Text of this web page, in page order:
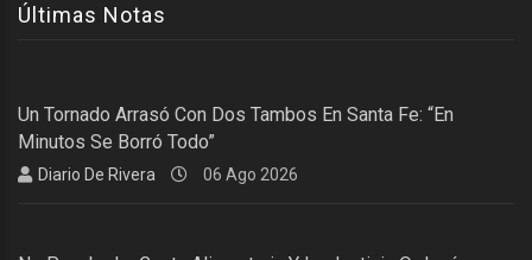
Últimas Notas
Un Tornado Arrasó Con Dos Tambos En Santa Fe: “En
Minutos Se Borró Todo”
Diario De Rivera 06 Ago 2026